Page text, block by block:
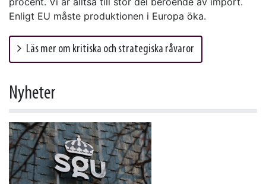
Enligt EU måste produktionen i Europa öka.
Läs mer om kritiska och strategiska råvaror
Nyheter